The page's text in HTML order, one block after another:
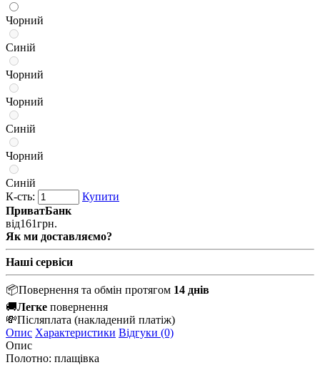
Чорний
Синій
Чорний
Чорний
Синій
Чорний
Синій
К-сть:
Купити
ПриватБанк
від161грн.
Як ми доставляємо?
Наші сервіси
📦Повернення та обмін протягом 14 днів
🚚Легке повернення
💸Післяплата (накладений платіж)
Опис Характеристики Відгуки (0)
Опис
Полотно: плащівка